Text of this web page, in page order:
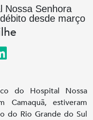
Nossa Senhora
desde março
do Hospital Nossa
Camaquã, estiveram
do Rio Grande do Sul